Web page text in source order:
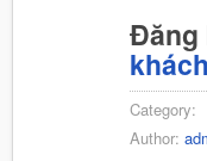
Đăng
Category:
Author: